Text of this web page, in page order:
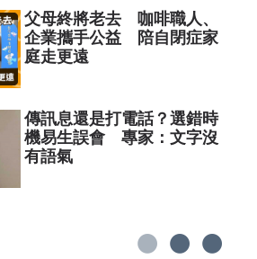
父母終將老去 咖啡職人、
企業攜手公益 陪自閉症家
庭走更遠
傳訊息還是打電話？選錯時
機易生誤會 專家：文字沒
有語氣